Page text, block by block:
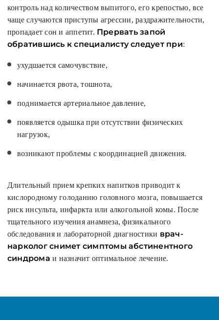
контроль над количеством выпитого, его крепостью, все
чаще случаются приступы агрессии, раздражительности,
пропадает сон и аппетит. Прервать запой
обратившись к специалисту следует при:
ухудшается самочувствие,
начинается рвота, тошнота,
поднимается артериальное давление,
появляется одышка при отсутствии физических
нагрузок,
возникают проблемы с координацией движения.
Длительный прием крепких напитков приводит к
кислородному голоданию головного мозга, повышается
риск инсульта, инфаркта или алкогольной комы. После
тщательного изучения анамнеза, физикального
обследования и лабораторной диагностики врач-
нарколог снимет симптомы абстинентного
синдрома и назначит оптимальное лечение.